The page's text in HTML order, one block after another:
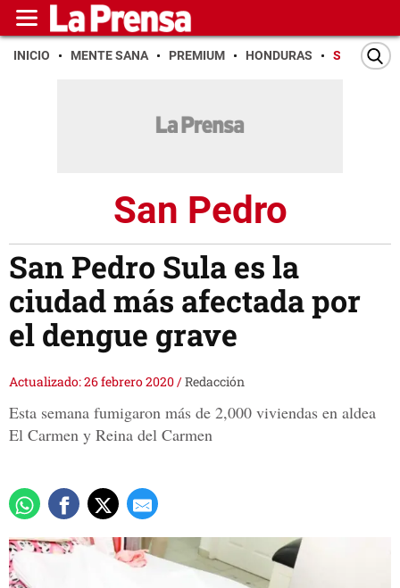
INICIO MENTE SANA PREMIUM HONDURAS SAN PEDRO
San Pedro
San Pedro Sula es la
ciudad más afectada por
el dengue grave
Actualizado: 26 febrero 2020/Redacción
Esta semana fumigaron más de 2,000 viviendas en aldea
El Carmen y Reina del Carmen